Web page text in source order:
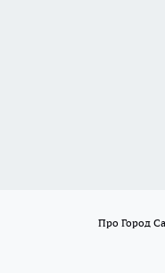
Про Город